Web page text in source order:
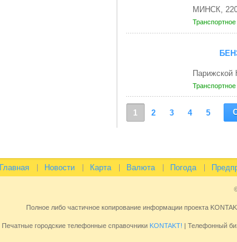
МИНСК,
1 2 3 4 5
Главная Новости Карта Валюта Погода
Полное либо частичное копирование информации проекта
Печатные городские телефонные справочникиKONTAKT! | Телефонный